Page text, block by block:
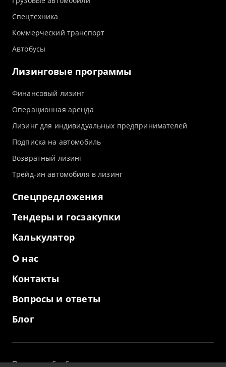
Спецтехника
Коммерческий транспорт
Автобусы
Лизинговые программы
Финансовый лизинг
Операционная аренда
Лизинг для индивидуальных предпринимателей
Подписка на автомобиль
Возвратный лизинг
Трейд-ин автомобиля в лизинг
Спецпредложения
Тендеры и госзакупки
Калькулятор
О нас
Контакты
Вопросы и ответы
Блог
Политика обработки персональных данных